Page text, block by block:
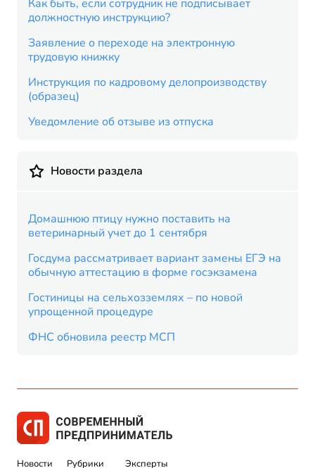
Как быть, если сотрудник не подписывает
должностную инструкцию?
Заявление о переходе на электронную
трудовую книжку
Инструкция по кадровому делопроизводству
(образец)
Уведомление об отзыве из отпуска
Новости раздела
Домашнюю птицу нужно поставить на
ветеринарный учет до 1 сентября
Госдума рассматривает вариант замены ЕГЭ на
обычную аттестацию в форме госэкзамена
Гостиницы на сельхозземлях – по новой
упрощенной процедуре
ФНС обновила реестр МСП
Новости Рубрики Эксперты